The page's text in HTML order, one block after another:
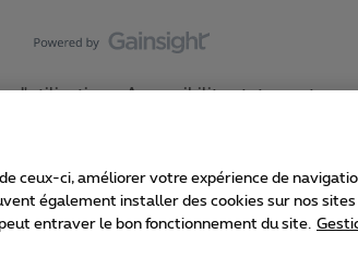
d'utilisation Accessibility statement
ceux-ci, améliorer votre expérience de
également installer des cookies sur nos
entraver le bon fonctionnement du site.